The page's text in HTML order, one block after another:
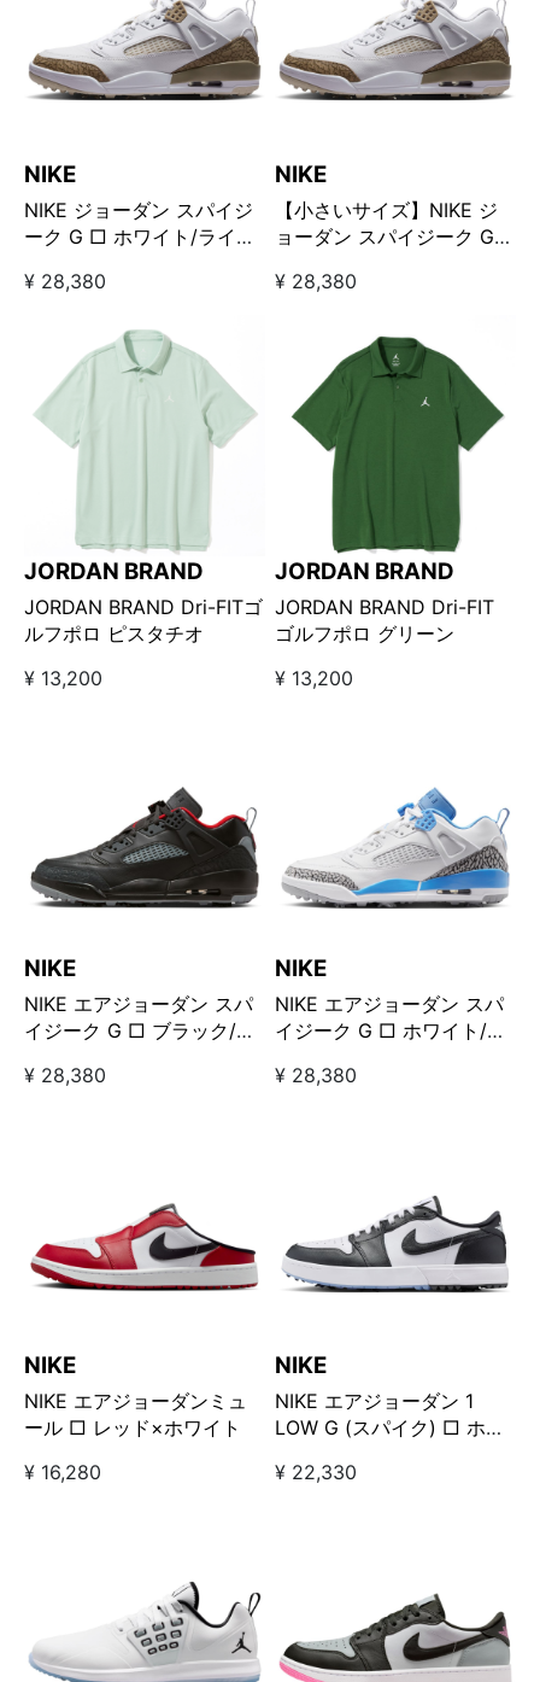
NIKE
NIKE ジョーダン スパイジ
ーク G □ ホワイト/ライト
¥ 28,380
NIKE
【小さいサイズ】NIKE ジ
ョーダン スパイジーク G
¥ 28,380
JORDAN BRAND
JORDAN BRAND Dri-FITゴ
ルフポロ ピスタチオ
¥ 13,200
JORDAN BRAND
JORDAN BRAND Dri-FIT
ゴルフポロ グリーン
¥ 13,200
NIKE
NIKE エアジョーダン スパ
イジーク G □ ブラック/レ
¥ 28,380
NIKE
NIKE エアジョーダン スパ
イジーク G □ ホワイト/ブ
¥ 28,380
NIKE
NIKE エアジョーダンミュ
ール □ レッド×ホワイト
¥ 16,280
NIKE
NIKE エアジョーダン 1
LOW G (スパイク) □ ホワ
¥ 22,330